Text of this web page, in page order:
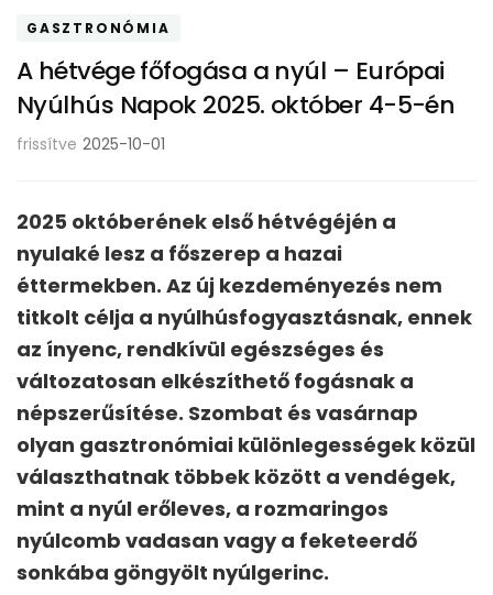
GASZTRONÓMIA
A hétvége főfogása a nyúl – Európai
Nyúlhús Napok 2025. október 4-5-én
frissítve 2025-10-01
2025 októberének első hétvégéjén a
nyulaké lesz a főszerep a hazai
éttermekben. Az új kezdeményezés nem
titkolt célja a nyúlhúsfogyasztásnak, ennek
az ínyenc, rendkívül egészséges és
változatosan elkészíthető fogásnak a
népszerűsítése. Szombat és vasárnap
olyan gasztronómiai különlegességek közül
választhatnak többek között a vendégek,
mint a nyúl erőleves, a rozmaringos
nyúlcomb vadasan vagy a feketeerdő
sonkába göngyölt nyúlgerinc.